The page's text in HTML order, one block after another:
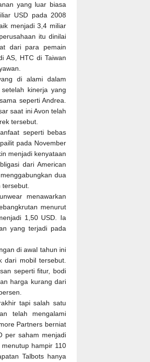
yang luar biasa
USD pada 2008
menjadi 3,4 miliar
itu dinilai
dari para pemain
AS, HTC di Taiwan
di alami dalam
kinerja yang
seperti Andrea.
saat ini Avon telah
tersebut.
seperti bebas
pada November
menjadi kenyataan
dari American
dua
menawarkan
menurut
1,50 USD. Ia
yang terjadi pada
di awal tahun ini
dari mobil tersebut.
seperti fitur, bodi
harga kurang dari
tapi salah satu
telah mengalami
Partners berniat
per saham menjadi
hampir 110
Talbots hanya